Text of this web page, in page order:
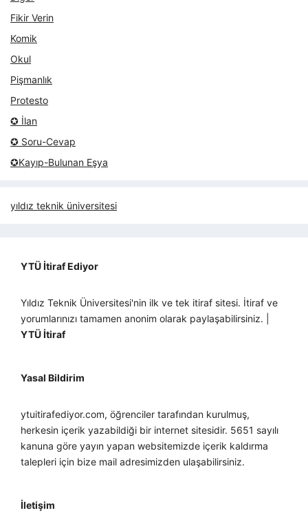
Fikir Verin
Komik
Okul
Pişmanlık
Protesto
✪ İlan
✪ Soru-Cevap
✪Kayıp-Bulunan Eşya
yıldız teknik üniversitesi
YTÜ İtiraf Ediyor
Yıldız Teknik Üniversitesi'nin ilk ve tek itiraf sitesi. İtiraf ve
yorumlarınızı tamamen anonim olarak paylaşabilirsiniz. |
YTÜ İtiraf
Yasal Bildirim
ytuitirafediyor.com, öğrenciler tarafından kurulmuş,
herkesin içerik yazabildiği bir internet sitesidir. 5651 sayılı
kanuna göre yayın yapan websitemizde içerik kaldırma
talepleri için bize mail adresimizden ulaşabilirsiniz.
İletişim